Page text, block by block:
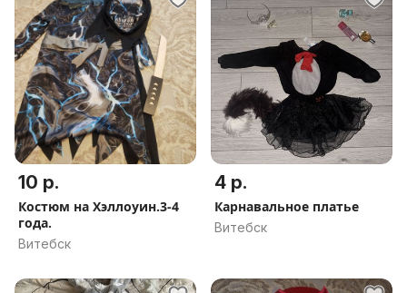
10 р.
Костюм на Хэллоуин.3-4
года.
Витебск
4 р.
Карнавальное платье
Витебск